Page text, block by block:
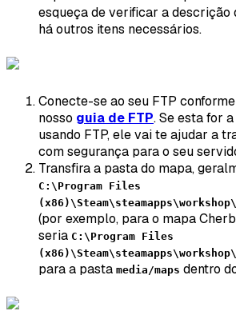
esqueça de verificar a descrição
há outros itens necessários.
Conecte-se ao seu FTP
nosso guia de FTP. Se esta for
usando FTP, ele vai te ajudar a
com segurança para o seu
Transfira a pasta do mapa,
C:\Program Files
(por exemplo, para o mapa
seria C:\Program Files
para a pasta media/maps dentro